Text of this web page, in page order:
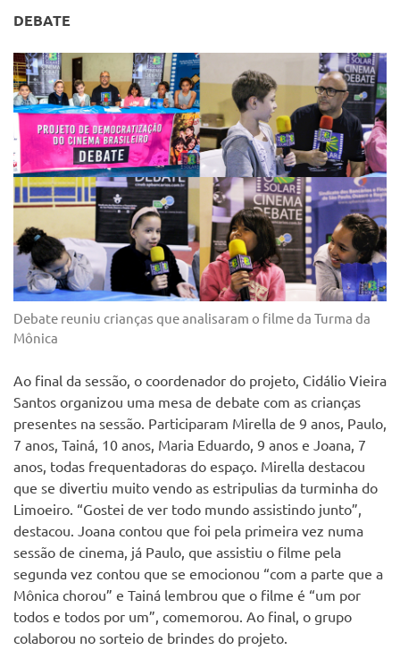
DEBATE
Debate reuniu crianças que analisaram o filme da Turma da
Mônica
Ao final da sessão, o coordenador do projeto, Cidálio Vieira
Santos organizou uma mesa de debate com as crianças
presentes na sessão. Participaram Mirella de 9 anos, Paulo,
7 anos, Tainá, 10 anos, Maria Eduardo, 9 anos e Joana, 7
anos, todas frequentadoras do espaço. Mirella destacou
que se divertiu muito vendo as estripulias da turminha do
Limoeiro. “Gostei de ver todo mundo assistindo junto”,
destacou. Joana contou que foi pela primeira vez numa
sessão de cinema, já Paulo, que assistiu o filme pela
segunda vez contou que se emocionou “com a parte que a
Mônica chorou” e Tainá lembrou que o filme é “um por
todos e todos por um”, comemorou. Ao final, o grupo
colaborou no sorteio de brindes do projeto.